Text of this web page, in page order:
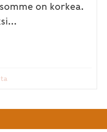
on korkea.